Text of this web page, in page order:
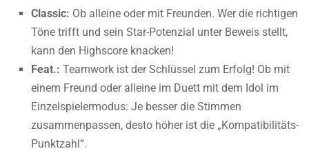
Classic: Ob alleine oder mit Freunden. Wer die richtigen
Töne trifft und sein Star-Potenzial unter Beweis stellt,
kann den Highscore knacken!
Feat.: Teamwork ist der Schlüssel zum Erfolg! Ob mit
einem Freund oder alleine im Duett mit dem Idol im
Einzelspielermodus: Je besser die Stimmen
zusammenpassen, desto höher ist die „Kompatibilitäts-
Punktzahl“.